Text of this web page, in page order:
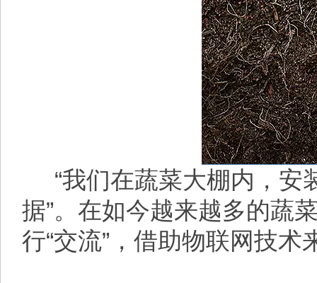
“我们在蔬菜大棚内，
据”。在如今越来越多的蔬
行“交流”，借助物联网技术